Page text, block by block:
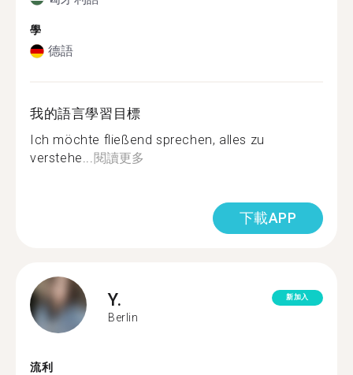
學
德語
我的語言學習目標
Ich möchte fließend sprechen, alles zu
verstehe...閱讀更多
下載APP
Y.
Berlin
新加入
流利